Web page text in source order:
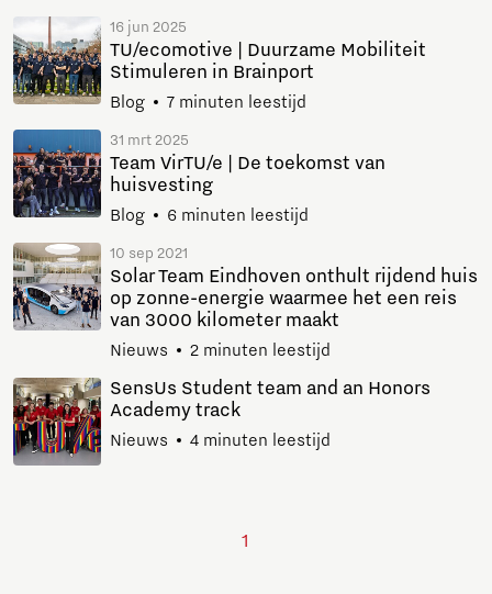
16 jun 2025
TU/ecomotive | Duurzame Mobiliteit
Stimuleren in Brainport
Blog 7 minuten leestijd
31 mrt 2025
Team VirTU/e | De toekomst van
huisvesting
Blog 6 minuten leestijd
10 sep 2021
Solar Team Eindhoven onthult rijdend huis
op zonne-energie waarmee het een reis
van 3000 kilometer maakt
Nieuws 2 minuten leestijd
SensUs Student team and an Honors
Academy track
Nieuws 4 minuten leestijd
1